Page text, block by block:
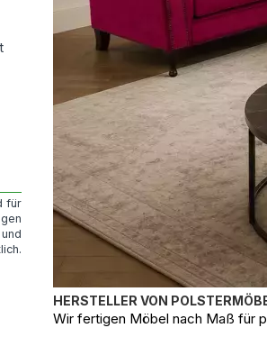
für
HERSTELLER VON
Wir fertigen Möbel nach Maß für